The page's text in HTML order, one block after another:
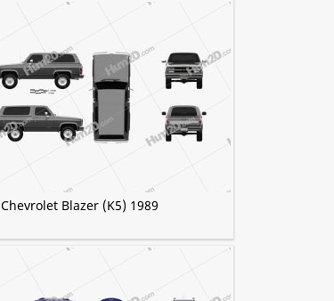
Chevrolet Blazer (K5) 1989